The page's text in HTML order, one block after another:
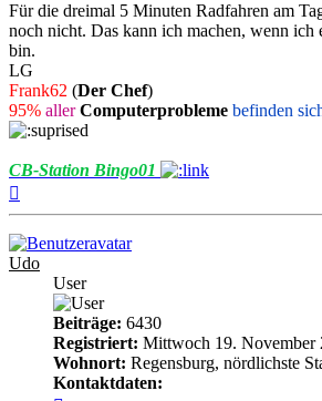
Für die dreimal 5 Minuten Radfahren am
noch nicht. Das kann ich machen, wenn ich
bin.
LG
Frank62 (Der Chef)
95% aller Computerprobleme befinden
CB-Station Bingo01
Udo
User
Beiträge: 6430
Registriert: Mittwoch 19. November
Wohnort: Regensburg, nördlichste
Kontaktdaten: